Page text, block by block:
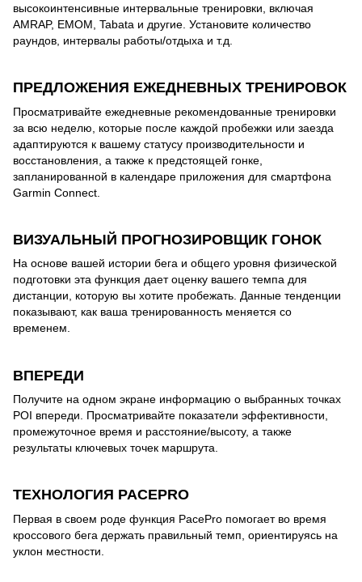
высокоинтенсивные интервальные тренировки, включая
AMRAP, EMOM, Tabata и другие. Установите количество
раундов, интервалы работы/отдыха и т.д.
ПРЕДЛОЖЕНИЯ ЕЖЕДНЕВНЫХ ТРЕНИРОВОК
Просматривайте ежедневные рекомендованные тренировки
за всю неделю, которые после каждой пробежки или заезда
адаптируются к вашему статусу производительности и
восстановления, а также к предстоящей гонке,
запланированной в календаре приложения для смартфона
Garmin Connect.
ВИЗУАЛЬНЫЙ ПРОГНОЗИРОВЩИК ГОНОК
На основе вашей истории бега и общего уровня физической
подготовки эта функция дает оценку вашего темпа для
дистанции, которую вы хотите пробежать. Данные тенденции
показывают, как ваша тренированность меняется со
временем.
ВПЕРЕДИ
Получите на одном экране информацию о выбранных точках
POI впереди. Просматривайте показатели эффективности,
промежуточное время и расстояние/высоту, а также
результаты ключевых точек маршрута.
ТЕХНОЛОГИЯ PACEPRO
Первая в своем роде функция PacePro помогает во время
кроссового бега держать правильный темп, ориентируясь на
уклон местности.